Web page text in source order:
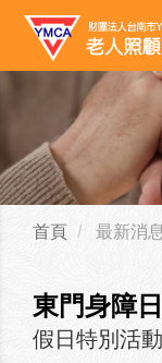
首頁 最新消息
東門身障
假日特別活動